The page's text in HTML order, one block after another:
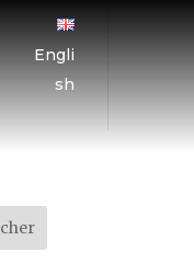
Engli
sh